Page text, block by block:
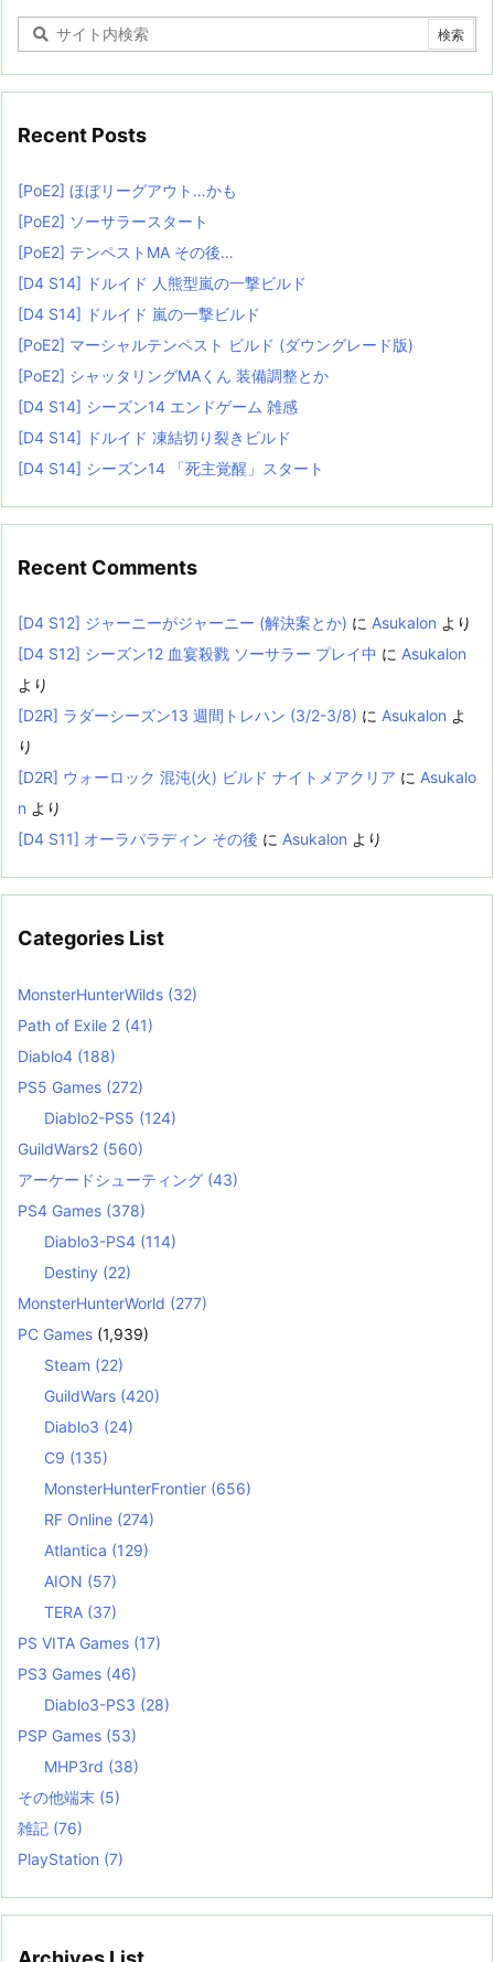
Recent Posts
[PoE2] ほぼリーグアウト…かも
[PoE2] ソーサラースタート
[PoE2] テンペストMA その後…
[D4 S14] ドルイド 人熊型嵐の一撃ビルド
[D4 S14] ドルイド 嵐の一撃ビルド
[PoE2] マーシャルテンペスト ビルド (ダウングレード版)
[PoE2] シャッタリングMAくん 装備調整とか
[D4 S14] シーズン14 エンドゲーム 雑感
[D4 S14] ドルイド 凍結切り裂きビルド
[D4 S14] シーズン14 「死主覚醒」スタート
Recent Comments
[D4 S12] ジャーニーがジャーニー (解決案とか) に Asukalon より
[D4 S12] シーズン12 血宴殺戮 ソーサラー プレイ中 に Asukalon
より
[D2R] ラダーシーズン13 週間トレハン (3/2-3/8) に Asukalon よ
り
[D2R] ウォーロック 混沌(火) ビルド ナイトメアクリア に Asukalo
n より
[D4 S11] オーラパラディン その後 に Asukalon より
Categories List
MonsterHunterWilds (32)
Path of Exile 2 (41)
Diablo4 (188)
PS5 Games (272)
Diablo2-PS5 (124)
GuildWars2 (560)
アーケードシューティング (43)
PS4 Games (378)
Diablo3-PS4 (114)
Destiny (22)
MonsterHunterWorld (277)
PC Games (1,939)
Steam (22)
GuildWars (420)
Diablo3 (24)
C9 (135)
MonsterHunterFrontier (656)
RF Online (274)
Atlantica (129)
AION (57)
TERA (37)
PS VITA Games (17)
PS3 Games (46)
Diablo3-PS3 (28)
PSP Games (53)
MHP3rd (38)
その他端末 (5)
雑記 (76)
PlayStation (7)